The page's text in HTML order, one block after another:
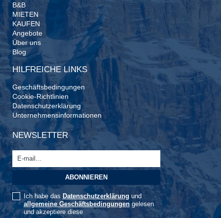
B&B
MIETEN
KAUFEN
Angebote
Über uns
Blog
HILFREICHE LINKS
Geschäftsbedingungen
Cookie-Richtlinien
Datenschutzerklärung
Unternehmensinformationen
NEWSLETTER
Ich habe das Datenschutzerklärung und
allgemeine Geschäftsbedingungengelesen
und akzeptiere diese